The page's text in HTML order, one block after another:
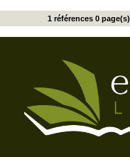
1 références 0 page(s)